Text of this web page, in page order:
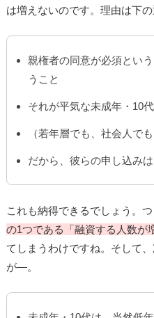
は増えないのです。理由は下の
親権者の同意が必須とい
うこと
それが平気な未成年・10
（若年層でも、社会人でも
だから、彼らの申し込み
これも納得できるでしょう。
の1つである「融資する人数が
てしまうわけですね。そして
が―。